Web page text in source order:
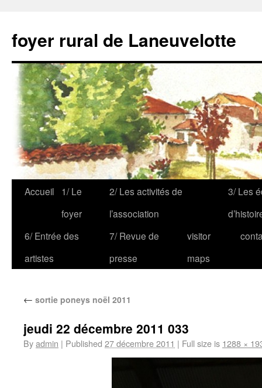
foyer rural de Laneuvelotte
Accueil
1/ Le
foyer
2/ Les activités de
l’association
3/ Les
6/ Entrée des
artistes
7/ Revue de
presse
visitor
maps
← sortie poneys noël 2011
jeudi 22 décembre 2011 033
Byadmin | Published 27 décembre 2011 | Full size is 1288 ×